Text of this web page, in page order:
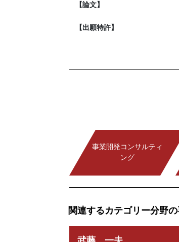
【論文】
【出願特許】
事業開発コンサルティ
ング
関連するカテゴリー分野